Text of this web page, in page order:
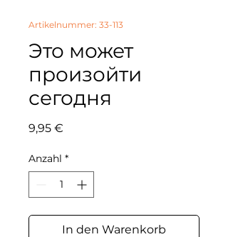
Artikelnummer: 33-113
Это может
произойти
сегодня
9,95 €
Anzahl *
In den Warenkorb